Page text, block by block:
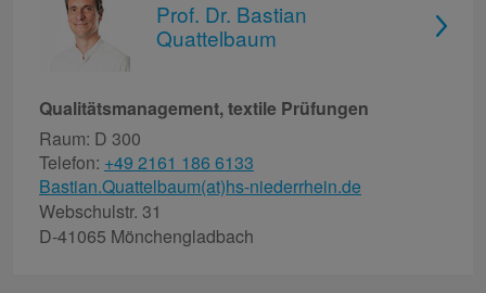
Prof. Dr. Bastian
Quattelbaum
Qualitätsmanagement, textile Prüfungen
Raum: D 300
Telefon: +49 2161 186 6133
Bastian.Quattelbaum(at)hs-niederrhein.de
Webschulstr. 31
D-41065 Mönchengladbach